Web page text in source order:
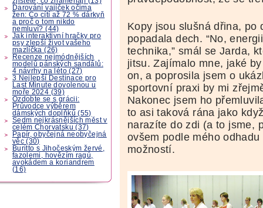
Darování vajíček očima
žen: Co cítí až 72 % dárkyň
a proč o tom nikdo
nemluví? (44)
Jak interaktivní hračky pro
psy zlepší život vašeho
mazlíčka (26)
Recenze nejmódnějších
modelů pánských sandálů:
4 návrhy na léto (27)
3 Nejlepší Destinace pro
Last Minute dovolenou u
moře 2024 (39)
Ozdobte se s grácii:
Průvodce výběrem
dámských doplňků (55)
Sedm nejkrásnějších měst v
celém Chorvatsku (37)
Papír, obyčejná neobyčejná
věc (30)
Buritto s Jihočeským žervé,
fazolemi, hovězím ragú,
avokádem a koriandrem
(16)
Kopy jsou slušná dřina, po
popadala dech. “No,
technika,” smál se Jarda,
jitsu. Zajímalo mne, jaké
on, a poprosila jsem o
sportovní praxi by mi
Nakonec jsem ho
to asi taková rána jako
narazíte do zdi (a to jsme,
ovšem podle mého
možností.